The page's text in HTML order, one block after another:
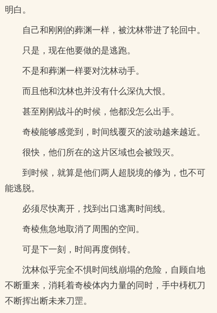
明白。
自己和刚刚的葬渊一样，被沈林带进了轮回中。
只是，现在他要做的是逃跑。
不是和葬渊一样要对沈林动手。
而且他和沈林也并没有什么深仇大恨。
甚至刚刚战斗的时候，他都没怎么出手。
奇棱能够感觉到，时间线覆灭的波动越来越近。
很快，他们所在的这片区域也会被毁灭。
到时候，就算是他们两人超脱境的修为，也不可
能逃脱。
必须尽快离开，找到出口逃离时间线。
奇棱焦急地取消了周围的空间。
可是下一刻，时间再度倒转。
沈林似乎完全不惧时间线崩塌的危险，自顾自地
不断重来，消耗着奇棱体内力量的同时，手中梼杌刀
不断挥出断未来刀罡。